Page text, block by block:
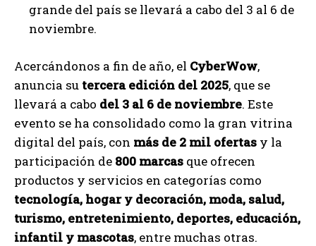
grande del país se llevará a cabo del 3 al 6 de
noviembre.
Acercándonos a fin de año, el CyberWow,
anuncia su tercera edición del 2025, que se
llevará a cabo del 3 al 6 de noviembre. Este
evento se ha consolidado como la gran vitrina
digital del país, con más de 2 mil ofertas y la
participación de 800 marcas que ofrecen
productos y servicios en categorías como
tecnología, hogar y decoración, moda, salud,
turismo, entretenimiento, deportes, educación,
infantil y mascotas, entre muchas otras.